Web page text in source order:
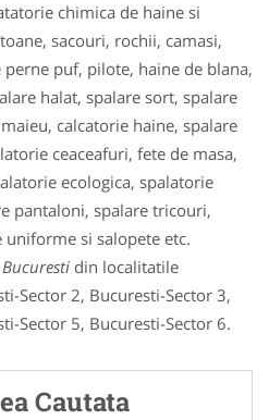
chimica de haine si
sacouri, rochii, camasi,
puf, pilote, haine de blana,
halat, spalare sort, spalare
calcatorie haine, spalare
ceaceafuri, fete de masa,
ecologica, spalatorie
pantaloni, spalare tricouri,
si salopete etc.
din localitatile
Sector 2, Bucuresti-Sector 3,
Sector 5, Bucuresti-Sector 6.
Cautata